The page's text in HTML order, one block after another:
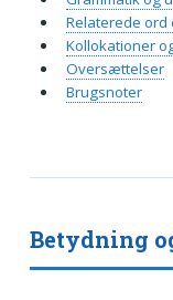
Betydning
Relaterede ord
Kollokationer
Oversættelser
Brugsnoter